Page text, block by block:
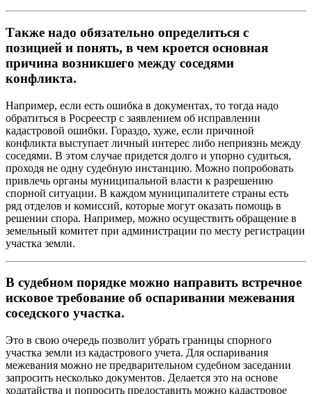
Также надо обязательно определиться с
позицией и понять, в чем кроется основная
причина возникшего между соседями
конфликта.
Например, если есть ошибка в документах, то тогда надо
обратиться в Росреестр с заявлением об исправлении
кадастровой ошибки. Гораздо, хуже, если причиной
конфликта выступает личный интерес либо неприязнь между
соседями. В этом случае придется долго и упорно судиться,
проходя не одну судебную инстанцию. Можно попробовать
привлечь органы муниципальной власти к разрешению
спорной ситуации. В каждом муниципалитете страны есть
ряд отделов и комиссий, которые могут оказать помощь в
решении спора. Например, можно осуществить обращение в
земельный комитет при администрации по месту регистрации
участка земли.
В судебном порядке можно направить встречное
исковое требование об оспаривании межевания
соседского участка.
Это в свою очередь позволит убрать границы спорного
участка земли из кадастрового учета. Для оспаривания
межевания можно не предварительном судебном заседании
запросить несколько документов. Делается это на основе
ходатайства и попросить предоставить можно кадастровое